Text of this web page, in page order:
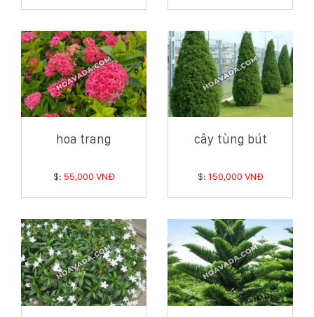
hoa trang
$: 55,000 VNĐ
cây tùng bút
$: 150,000 VNĐ